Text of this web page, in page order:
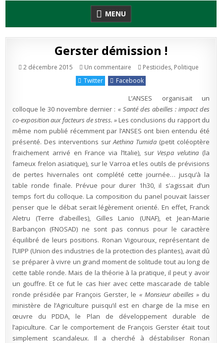
MENU
Gerster démission !
2 décembre 2015 Un commentaire sur
démission
!
Publié
Pesticides, Politique
Twitter
Facebook
L’ANSES organisait un
colloque le 30 novembre dernier : « Santé des abeilles : impact des
co-exposition aux facteurs de stress. »Les conclusions du rapport du
même nom publié récemment par l’ANSES ont bien entendu été
présenté. Des interventions surAethina Tumida (petit coléoptère
fraichement arrivé en France via l’Italie), sur Vespa velutina (la
fameux frelon asiatique), sur le Varroa et les outils de prévisions
de pertes hivernales ont complété cette journée… jusqu’à la
table ronde finale. Prévue pour durer 1h30, il s’agissait d’un
temps fort du colloque. La composition du panel pouvait laisser
penser que le débat serait légèrement orienté. En effet, Franck
Aletru (Terre d’abeilles), Gilles Lanio (UNAF), et Jean-Marie
Barbançon (FNOSAD) ne sont pas connus pour le caractère
équilibré de leurs positions. Ronan Vigouroux, représentant de
l’UIPP (Union des industries de la protection des plantes), avait dû
se préparer à vivre un grand moment de solitude tout au long de
cette table ronde. Mais de la théorie à la pratique, il peut y avoir
un gouffre. Et ce fut le cas hier avec cette mascarade de table
ronde présidée par François Gerster, le « Monsieur abeilles »du
ministère de l’Agriculture puisqu’il est en charge de la mise en
œuvre du PDDA, le Plan de développement durable de
l’apiculture. Car le comportement de François Gerster était tout
simplement scandaleux. Il a cherché à déstabiliser Ronan